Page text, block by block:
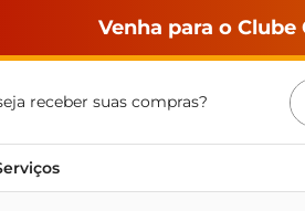
Venha para o
receber suas compras?